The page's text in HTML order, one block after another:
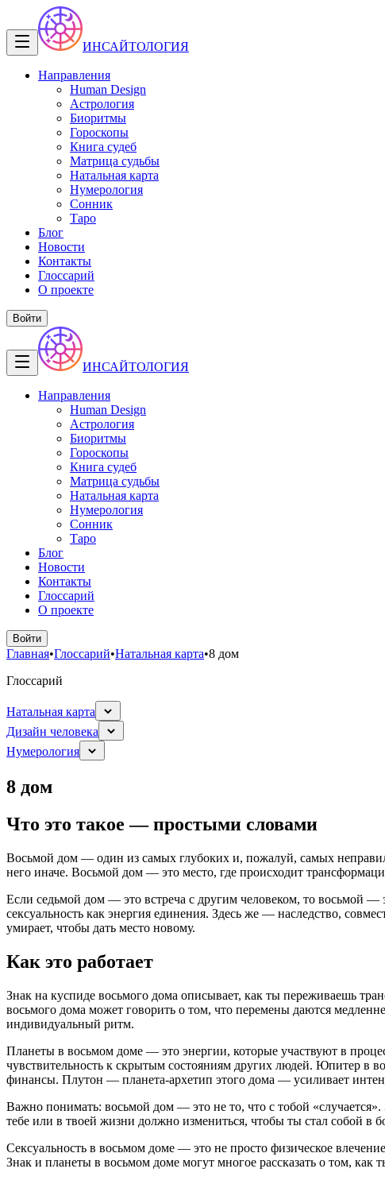
ИНСАЙТОЛОГИЯ
Направления
Human Design
Астрология
Биоритмы
Гороскопы
Книга судеб
Матрица судьбы
Натальная карта
Нумерология
Сонник
Таро
Блог
Новости
Контакты
Глоссарий
О проекте
Войти
ИНСАЙТОЛОГИЯ
Направления
Human Design
Астрология
Биоритмы
Гороскопы
Книга судеб
Матрица судьбы
Натальная карта
Нумерология
Сонник
Таро
Блог
Новости
Контакты
Глоссарий
О проекте
Войти
Главная•Глоссарий•Натальная карта•8 дом
Глоссарий
Натальная карта
Дизайн человека
Нумерология
8 дом
Что это такое — простыми словами
Восьмой дом — один из самых глубоких и, пожалуй, самых
него иначе. Восьмой дом — это место, где происходит
Если седьмой дом — это встреча с другим человеком, то восьмой —
сексуальность как энергия единения. Здесь же — наследство,
умирает, чтобы дать место новому.
Как это работает
Знак на куспиде восьмого дома описывает, как ты переживаешь
восьмого дома может говорить о том, что перемены даются
индивидуальный ритм.
Планеты в восьмом доме — это энергии, которые участвуют в
чувствительность к скрытым состояниям других людей. Юпитер в
финансы. Плутон — планета-архетип этого дома — усиливает
Важно понимать: восьмой дом — это не то, что с тобой
тебе или в твоей жизни должно измениться, чтобы ты стал собой
Сексуальность в восьмом доме — это не просто физическое
Знак и планеты в восьмом доме могут многое рассказать о том,